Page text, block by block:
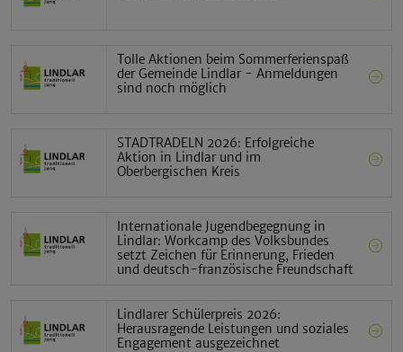
Tolle Aktionen beim Sommerferienspaß
der Gemeinde Lindlar - Anmeldungen
sind noch möglich
STADTRADELN 2026: Erfolgreiche
Aktion in Lindlar und im
Oberbergischen Kreis
Internationale Jugendbegegnung in
Lindlar: Workcamp des Volksbundes
setzt Zeichen für Erinnerung, Frieden
und deutsch-französische Freundschaft
Lindlarer Schülerpreis 2026:
Herausragende Leistungen und soziales
Engagement ausgezeichnet